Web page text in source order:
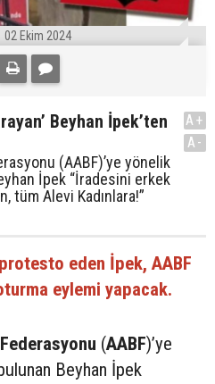
02 Ekim 2024
Beyhan İpek’ten
(AABF)’ye yönelik
İpek “İradesini erkek
tüm Alevi Kadınlara!”
A+
A-
eden İpek, AABF
eylemi yapacak.
(AABF)’ye
Beyhan İpek